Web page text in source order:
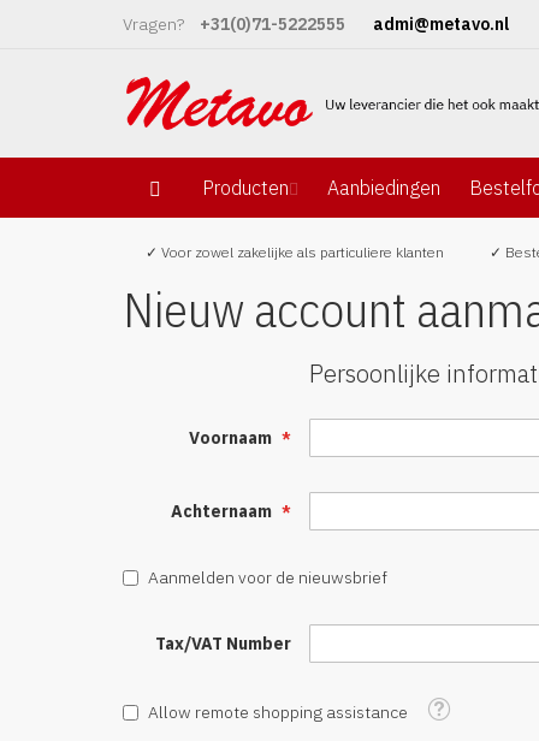
Ga
de
Vragen? +31(0)71-5222555 admi@metavo.nl
Producten Aanbiedingen
✓ Voor zowel zakelijke als particuliere klanten
✓
Nieuw account
Persoonlijke
Voornaam
Achternaam
Aanmelden voor de nieuwsbrief
Tax/VAT Number
Allow remote shopping assistance Tooltip